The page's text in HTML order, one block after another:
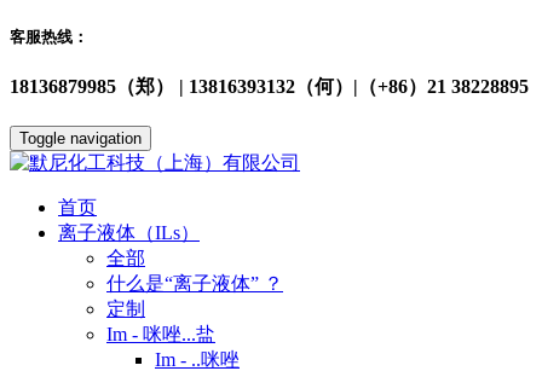
客服热线：
18136879985（郑） | 13816393132（何）|（+86）21 38228895
Toggle navigation
首页
离子液体（ILs）
全部
什么是“离子液体” ？
定制
Im - 咪唑...盐
Im - ..咪唑